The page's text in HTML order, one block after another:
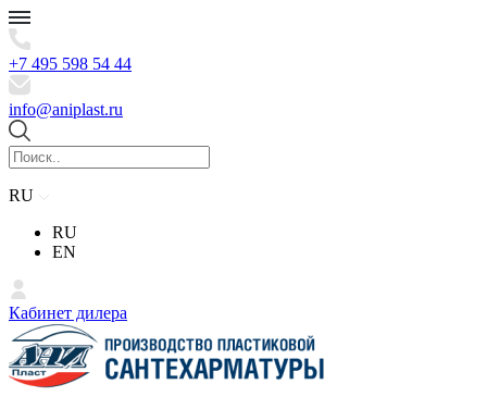
+7 495 598 54 44
info@aniplast.ru
RU
RU
EN
Кабинет дилера